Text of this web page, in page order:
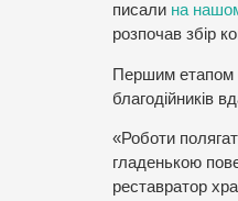
писали на
розпочав збір
Першим етапом
благодійників
«Роботи
гладенькою
реставратор